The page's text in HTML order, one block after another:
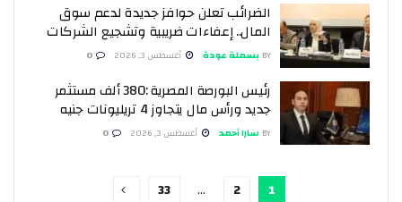
الضرائب تعلن حوافز جديدة لدعم سوق
المال.. إعفاءات ضريبية وتشجيع الشركات
BY بسملة عودة أغسطس 3, 2026
رئيس البورصة المصرية :380 ألف مستثمر
جديد ورأس مال يتجاوز 4 تريليونات جنيه
BY سارا أحمد أغسطس 3, 2026
1
2
…
33